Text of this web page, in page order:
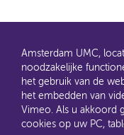
AMC en VUmc zijn al
Dit gaat u ook merken
informatie verhuist
Amsterdam UMC,
noodzakelijke
het gebruik van de
het embedden van
Vimeo. Als u akkoord
cookies op uw PC,